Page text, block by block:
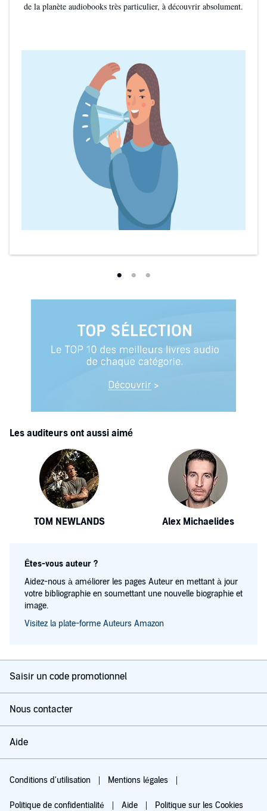
de la planète audiobooks très particulier, à découvrir absolument.
Les auditeurs ont aussi aimé
TOM NEWLANDS Alex Michaelides
Êtes-vous auteur ?
Aidez-nous à améliorer les pages Auteur en mettant à jour
votre bibliographie en soumettant une nouvelle biographie et
image.
Visitez la plate-forme Auteurs Amazon
Saisir un code promotionnel
Nous contacter
Aide
Conditions d'utilisation Mentions légales
Politique de confidentialité Aide Politique sur les Cookies